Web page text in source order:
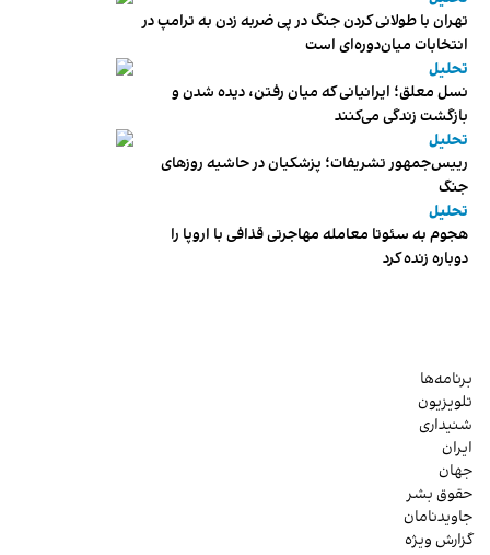
تهران با طولانی کردن جنگ در پی ضربه زدن به ترامپ در
انتخابات میان‌دوره‌ای است
تحلیل
نسل معلق؛ ایرانیانی که میان رفتن، دیده شدن و
بازگشت زندگی می‌کنند
تحلیل
رییس‌جمهور تشریفات؛ پزشکیان در حاشیه روزهای
جنگ
تحلیل
هجوم به سئوتا معامله مهاجرتی قذافی با اروپا را
دوباره زنده کرد
برنامه‌ها
تلویزیون
شنیداری
ایران
جهان
حقوق بشر
جاویدنامان
گزارش ویژه